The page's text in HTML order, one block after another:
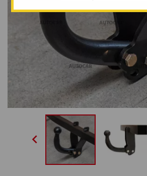
